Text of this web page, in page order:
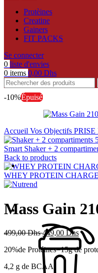
Protèines
Creatine
Gainers
FIT PACKS
Se connecter
0 liste d'envies
0 items 0,00 Dhs
-10%Épuisé
Accueil Vos Objectifs PRISE
Smart Shaker + 2
Back to products
WHEY PROTEIN
Mass Gain
499,00DhsLe
prix
initial
était :
499,00 Dhs.
449,00 DhsLe
prix
actuel
20%de Protéines=15g de
4,2 g de BCAA